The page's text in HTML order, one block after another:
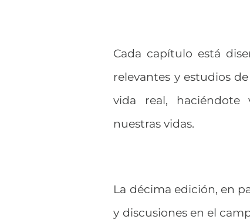
Cada capítulo está
relevantes y estudios
vida real,
nuestras vidas.
La décima edición, en
y discusiones en el